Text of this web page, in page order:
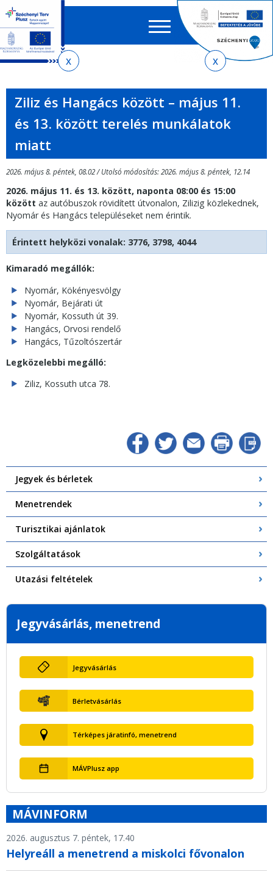
menetrendkeresőhöz
almenühöz
tartalomra
oldaltérképre
EN HU
űrlap
Ziliz és Hangács között – május 11.
és 13. között terelés munkálatok
miatt
2026. május 8. péntek, 08.02 / Utolsó módosítás: 2026. május 8. péntek, 12.14
2026. május 11. és 13. között, naponta 08:00 és 15:00
között az autóbuszok rövidített útvonalon, Zilizig közlekednek,
Nyomár és Hangács településeket nem érintik.
Érintett helyközi vonalak: 3776, 3798, 4044
Kimaradó megállók:
Nyomár, Kökényesvölgy
Nyomár, Bejárati út
Nyomár, Kossuth út 39.
Hangács, Orvosi rendelő
Hangács, Tűzoltószertár
Legközelebbi megálló:
Ziliz, Kossuth utca 78.
Jegyek és bérletek
Menetrendek
Turisztikai ajánlatok
Szolgáltatások
Utazási feltételek
Jegyvásárlás, menetrend
Jegyvásárlás
Bérletvásárlás
Térképes járatinfó, menetrend
MÁVPlusz app
MÁVINFORM
2026. augusztus 7. péntek, 17.40
Helyreáll a menetrend a miskolci fővonalon